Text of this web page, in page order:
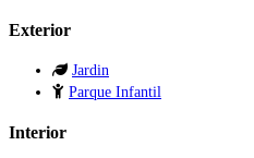
Exterior
Jardin
Parque Infantil
Interior